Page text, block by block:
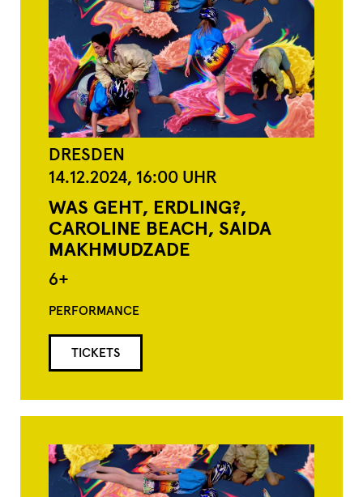
DRESDEN
14.12.2024, 16:00 UHR
WAS GEHT, ERDLING?,
CAROLINE BEACH, SAIDA
MAKHMUDZADE
6+
TICKETS
PERFORMANCE